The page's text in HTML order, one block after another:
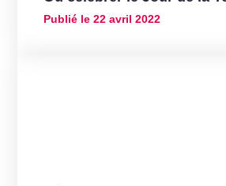
Publié le22 avril 2022